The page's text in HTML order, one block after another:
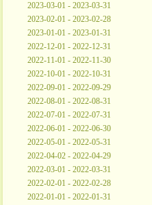
2023-03-01 - 2023-03-31
2023-02-01 - 2023-02-28
2023-01-01 - 2023-01-31
2022-12-01 - 2022-12-31
2022-11-01 - 2022-11-30
2022-10-01 - 2022-10-31
2022-09-01 - 2022-09-29
2022-08-01 - 2022-08-31
2022-07-01 - 2022-07-31
2022-06-01 - 2022-06-30
2022-05-01 - 2022-05-31
2022-04-02 - 2022-04-29
2022-03-01 - 2022-03-31
2022-02-01 - 2022-02-28
2022-01-01 - 2022-01-31